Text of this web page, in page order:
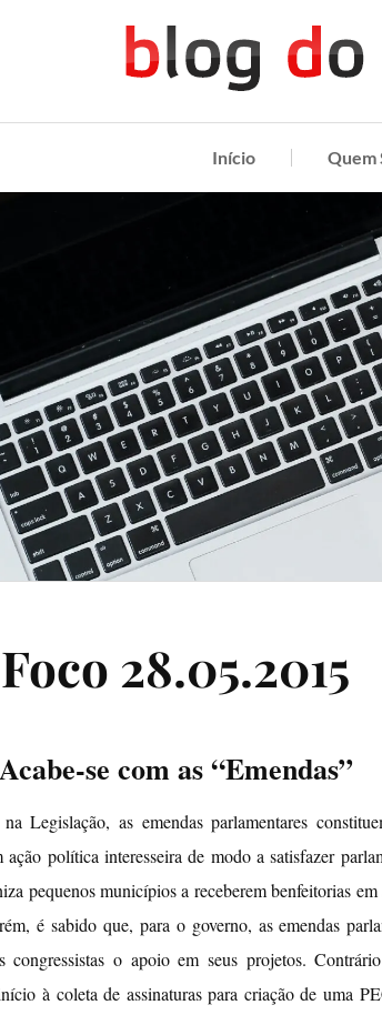
Início Quem
28.05.2015
Acabe-se com as “Emendas”
Legislação, as emendas parlamentares
ação política interesseira de modo a satisfazer
pequenos municípios a receberem benfeitorias em
é sabido que, para o governo, as emendas
congressistas o apoio em seus projetos.
à coleta de assinaturas para criação de uma